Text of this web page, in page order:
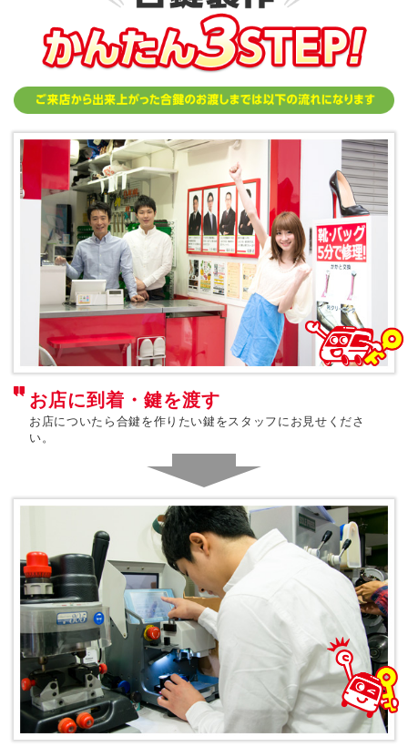
お店に到着・鍵を渡す
お店についたら合鍵を作りたい鍵をスタッフにお見せくださ
い。